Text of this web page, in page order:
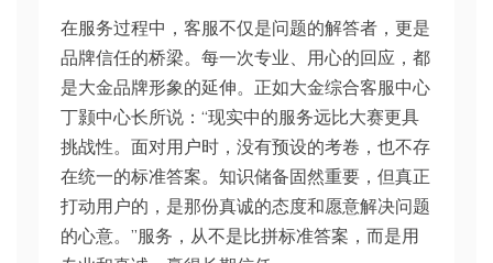
在服务过程中，客服不仅是问题的解答者，更是
品牌信任的桥梁。每一次专业、用心的回应，都
是大金品牌形象的延伸。正如大金综合客服中心
丁颢中心长所说：“现实中的服务远比大赛更具
挑战性。面对用户时，没有预设的考卷，也不存
在统一的标准答案。知识储备固然重要，但真正
打动用户的，是那份真诚的态度和愿意解决问题
的心意。”服务，从不是比拼标准答案，而是用